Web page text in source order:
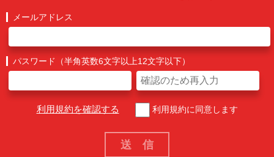
メールアドレス
パスワード（半角英数6文字以上12文字以下）
利用規約を確認する 利用規約に同意します